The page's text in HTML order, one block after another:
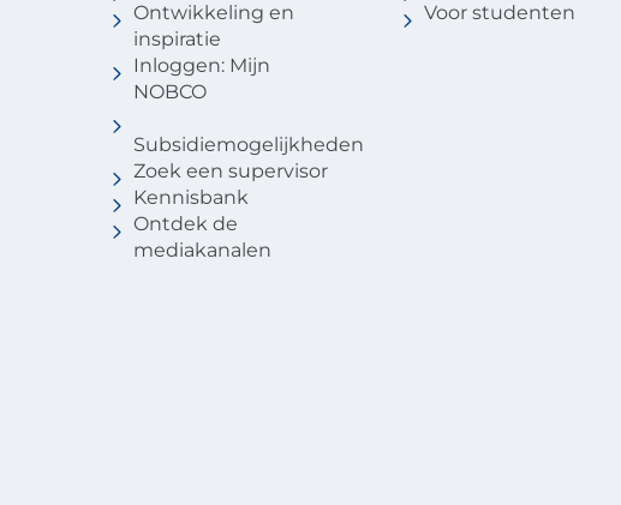
Ontwikkeling en
inspiratie
Inloggen: Mijn
NOBCO
Subsidiemogelijkheden
Zoek een supervisor
Kennisbank
Ontdek de
mediakanalen
Voor studenten